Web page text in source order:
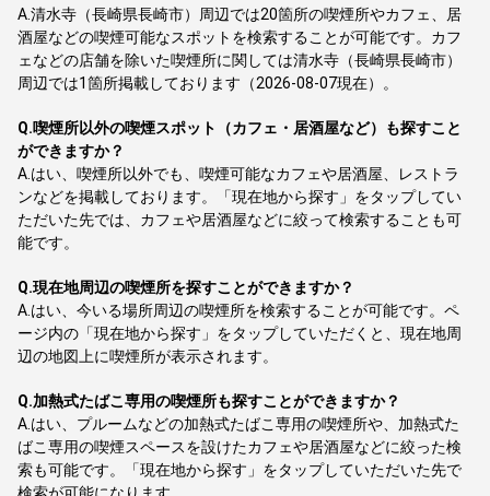
A.清水寺（長崎県長崎市）周辺では20箇所の喫煙所やカフェ、居
酒屋などの喫煙可能なスポットを検索することが可能です。カフ
ェなどの店舗を除いた喫煙所に関しては清水寺（長崎県長崎市）
周辺では1箇所掲載しております（2026-08-07現在）。
Q.喫煙所以外の喫煙スポット（カフェ・居酒屋など）も探すこと
ができますか？
A. はい、喫煙所以外でも、喫煙可能なカフェや居酒屋、レストラ
ンなどを掲載しております。「現在地から探す」をタップしてい
ただいた先では、カフェや居酒屋などに絞って検索することも可
能です。
Q.現在地周辺の喫煙所を探すことができますか？
A. はい、今いる場所周辺の喫煙所を検索することが可能です。ペ
ージ内の「現在地から探す」をタップしていただくと、現在地周
辺の地図上に喫煙所が表示されます。
Q.加熱式たばこ専用の喫煙所も探すことができますか？
A. はい、プルームなどの加熱式たばこ専用の喫煙所や、加熱式た
ばこ専用の喫煙スペースを設けたカフェや居酒屋などに絞った検
索も可能です。「現在地から探す」をタップしていただいた先で